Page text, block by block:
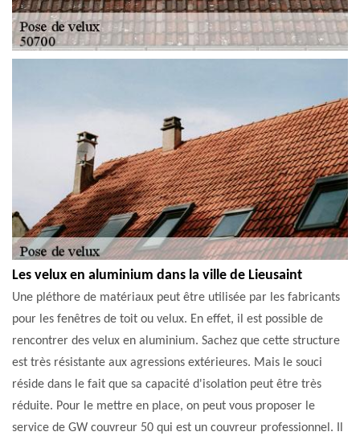
Les velux en aluminium dans la ville de Lieusaint
Une pléthore de matériaux peut être utilisée par les fabricants
pour les fenêtres de toit ou velux. En effet, il est possible de
rencontrer des velux en aluminium. Sachez que cette structure
est très résistante aux agressions extérieures. Mais le souci
réside dans le fait que sa capacité d'isolation peut être très
réduite. Pour le mettre en place, on peut vous proposer le
service de GW couvreur 50 qui est un couvreur professionnel. Il